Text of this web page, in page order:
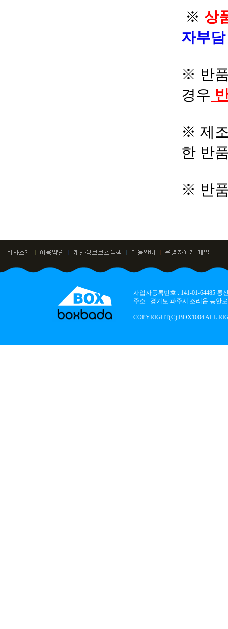
※ 상
자부
※ 반
경우
※ 제
한 반
※ 반
사업자등록번호 : 141-01-64485
주소 : 경기도 파주시 조리읍 능안
COPYRIGHT(C) BOX1004 ALL